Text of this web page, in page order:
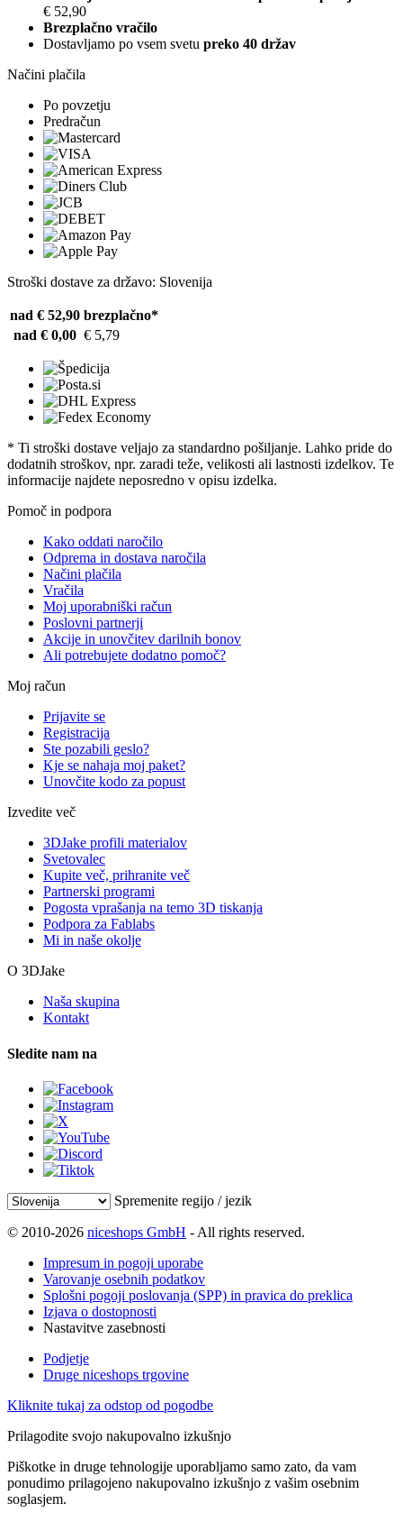
€ 52,90
Brezplačno vračilo
Dostavljamo po vsem svetu preko 40 držav
Načini plačila
Po povzetju
Predračun
Stroški dostave za državo: Slovenija
nad € 52,90 brezplačno*
nad € 0,00 € 5,79
* Ti stroški dostave veljajo za standardno pošiljanje. Lahko pride do
dodatnih stroškov, npr. zaradi teže, velikosti ali lastnosti izdelkov. Te
informacije najdete neposredno v opisu izdelka.
Pomoč in podpora
Kako oddati naročilo
Odprema in dostava naročila
Načini plačila
Vračila
Moj uporabniški račun
Poslovni partnerji
Akcije in unovčitev darilnih bonov
Ali potrebujete dodatno pomoč?
Moj račun
Prijavite se
Registracija
Ste pozabili geslo?
Kje se nahaja moj paket?
Unovčite kodo za popust
Izvedite več
3DJake profili materialov
Svetovalec
Kupite več, prihranite več
Partnerski programi
Pogosta vprašanja na temo 3D tiskanja
Podpora za Fablabs
Mi in naše okolje
O 3DJake
Naša skupina
Kontakt
Sledite nam na
Spremenite regijo / jezik
© 2010-2026 niceshops GmbH - All rights reserved.
Impresum in pogoji uporabe
Varovanje osebnih podatkov
Splošni pogoji poslovanja (SPP) in pravica do preklica
Izjava o dostopnosti
Nastavitve zasebnosti
Podjetje
Druge niceshops trgovine
Kliknite tukaj za odstop od pogodbe
Prilagodite svojo nakupovalno izkušnjo
Piškotke in druge tehnologije uporabljamo samo zato, da vam
ponudimo prilagojeno nakupovalno izkušnjo z vašim osebnim
soglasjem.